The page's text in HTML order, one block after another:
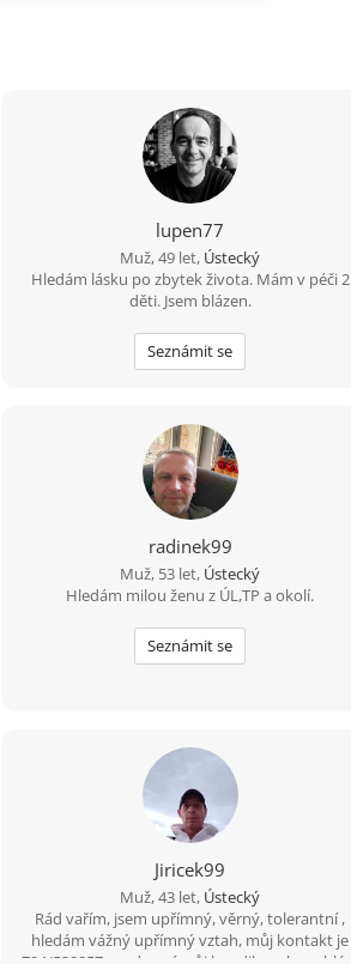
lupen77
Muž, 49 let, Ústecký
Hledám lásku po zbytek života. Mám v péči 2
děti. Jsem blázen.
Seznámit se
radinek99
Muž, 53 let, Ústecký
Hledám milou ženu z ÚL,TP a okolí.
Seznámit se
Jiricek99
Muž, 43 let, Ústecký
Rád vařím, jsem upřímný, věrný, tolerantní ,
hledám vážný upřímný vztah, můj kontakt je